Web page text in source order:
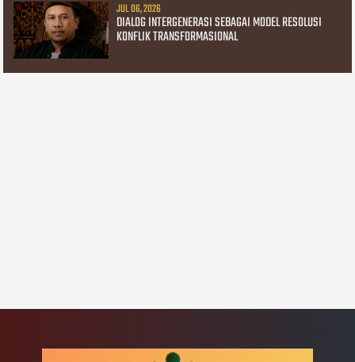
JUL 06, 2026
DIALOG INTERGENERASI SEBAGAI MODEL RESOLUSI
KONFLIK TRANSFORMASIONAL